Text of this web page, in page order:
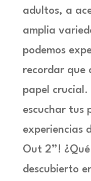
adultos, a
amplia
podemos
recordar que
papel crucial.
escuchar tus
experiencias
Out 2”!
descubierto